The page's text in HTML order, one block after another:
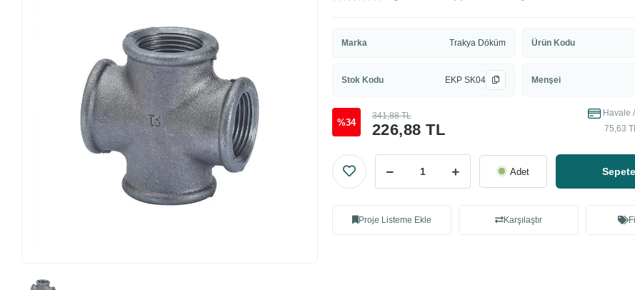
Marka Trakya Döküm Ürün Kodu
Stok Kodu EKP SK04 Menşei
%34 226,88 TL
341,88 TL Havale
75,63
Adet
Proje Listeme Ekle Karşılaştır